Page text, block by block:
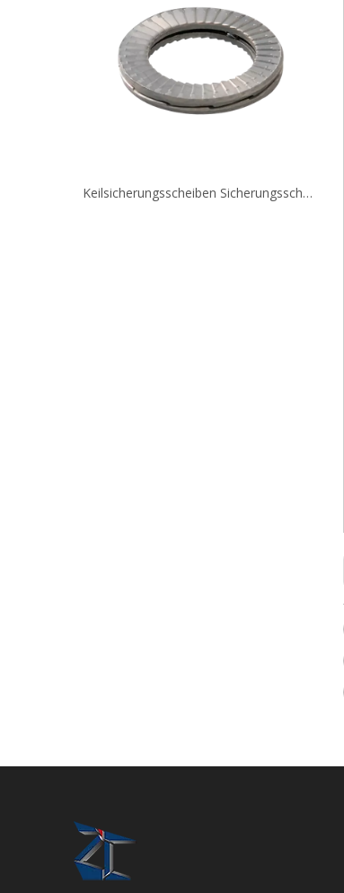
Keilsicherungsscheiben Sicherungsscheiben zur Lockerungsverhinderung NLDF NLDP